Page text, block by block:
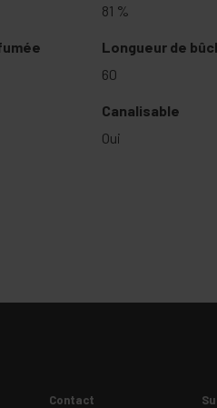
81 %
Longueur de
60
Canalisable
Oui
Contact